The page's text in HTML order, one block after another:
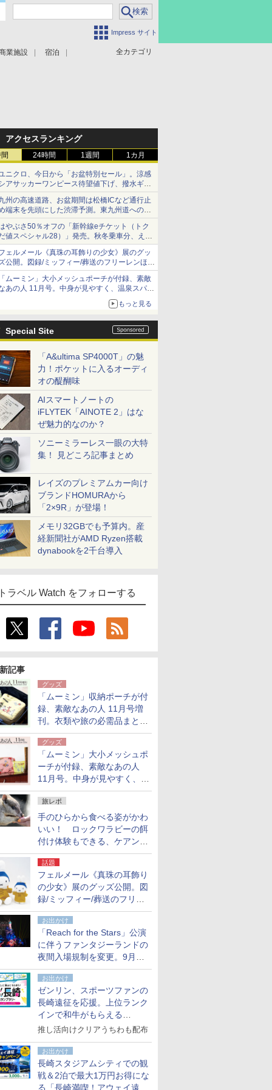
Impress サイト
全カテゴリ
業施設 宿泊
アクセスランキング
24時間 1週間 1カ月
ニクロ、今日から「お盆特別セール」。涼感
アサッカーワンピース待望値下げ、撥水ギア
ョーツは1990円に
州の高速道路、お盆期間は松橋ICなど通行止
端末を先頭にした渋滞予測。東九州道への迂
は料金調整を実施
やぶさ50％オフの「新幹線eチケット（トク
値スペシャル28）」発売。秋冬乗車分、えき
っと限定
ェルメール《真珠の耳飾りの少女》展のグッ
公開。図録/ミッフィー/葬送のフリーレンほ
、注目ブランドコラボが実現
ムーミン」大小メッシュポーチが付録、素敵
あの人 11月号。中身が見やすく、温泉スパに
もっと見る
Special Site
「A&ultima SP4000T」の魅
力！ポケットに入るオーディ
オの醍醐味
AIスマートノートの
iFLYTEK「AINOTE 2」はな
ぜ魅力的なのか？
ソニーミラーレス一眼の大特
集！ 見どころ記事まとめ
レイズのプレミアムカー向け
ブランドHOMURAから
「2×9R」が登場！
メモリ32GBでも予算内。産
経新聞社がAMD Ryzen搭載
dynabookを2千台導入
ラベル Watch をフォローする
記事
グッズ
「ムーミン」収納ポーチが付
録、素敵なあの人 11月号増
刊。衣類や旅の必需品まとま
る大小2個セット
グッズ
「ムーミン」大小メッシュポ
ーチが付録、素敵なあの人
11月号。中身が見やすく、温
泉スパにも使える
旅レポ
手のひらから食べる姿がかわ
いい！ ロックワラビーの餌
付け体験もできる、ケアンズ
でアサートン高原の日本語ガ
イド付きツアーに参加してみ
た
話題
フェルメール《真珠の耳飾り
の少女》展のグッズ公開。図
録/ミッフィー/葬送のフリー
レンほか、注目ブランドコラ
ボが実現
お出かけ
「Reach for the Stars」公演
に伴うファンタジーランドの
夜間入場規制を変更。9月か
ら18時50分～20時ごろに
お出かけ
ゼンリン、スポーツファンの
長崎遠征を応援。上位ランク
インで和牛がもらえる
「GO！GO！長崎スタンプラ
推し活向けクリアうちわも配布
お出かけ
長崎スタジアムシティでの観
戦＆2泊で最大1万円お得にな
る「長崎満喫！アウェイ遠征